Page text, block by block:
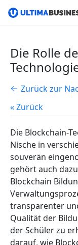
Die Rolle
Zurück zur
« Zurück
Die Blockchain-
Nische in
souverän
gehört auch
Blockchain
transparenter
Qualität der
der Schüler zu
darauf, wie